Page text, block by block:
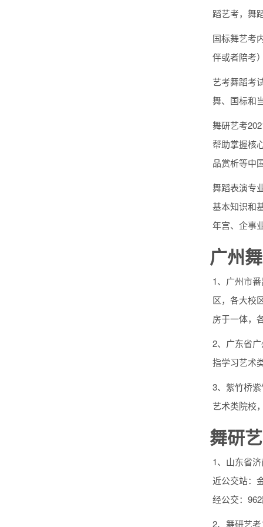
蹈艺考，舞
国标舞艺考
伴或者陪考
艺考舞蹈考
舞、国标和
舞研艺考
帮助掌握核
品赏析等中
舞蹈表演专
基本知识和
年宫、企事
广州
1、广州市
区，各大校
房于一体，
2、广东省
指学习艺术
3、紫竹桥
艺术类院校
舞研
1、山东省
近公交站：
经公交：
2、舞研艺